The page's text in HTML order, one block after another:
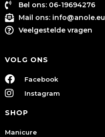
Bel ons: 06-19694276
Mail ons: info@anole.eu
Veelgestelde vragen
VOLG ONS
Facebook
Instagram
SHOP
Manicure